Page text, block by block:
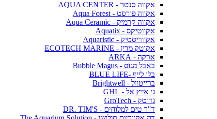
אקווה סנטר - AQUA CENTER
אקווה פורסט - Aqua Forest
אקווה קרמיק - Aqua Ceramic
אקווטיקס - Aquatix
אקווריסטיק - Aquaristic
אקוטק מרין - ECOTECH MARINE
ארקה - ARKA
באבל מגוס - Bubble Magus
בלו לייף -BLUE LIFE
ברייטוול - Brightwell
גי אייץ אל - GHL
גרוטק - GroTech
ד"ר טים למלוחים - DR. TIM'S